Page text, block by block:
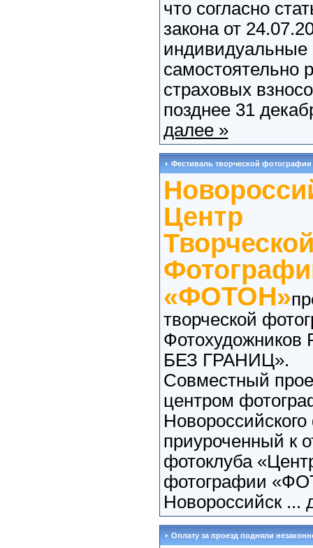
что согласно
закона от
индивидуальные
самостоятельно
страховых
позднее 31
далее »
Фестиваль творческой фотографии
Центр
«ФОТОН»
творческой
БЕЗ ГРАНИЦ».
Совместный
центром
приуроченный к
фотоклуба
фотографии
Новороссийск ...
Оплату за проезд подняли